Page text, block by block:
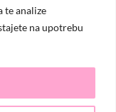
te analize
na upotrebu